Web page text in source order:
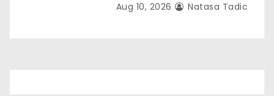
Aug 10, 2026 Natasa Tadic